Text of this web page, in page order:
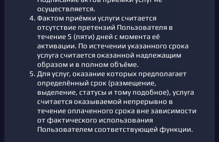
осуществляется.
Фактом приёмки услуги считается
отсутствие претензий Пользователя в
течение 5 (пяти) дней с момента её
активации. По истечении указанного срока
услуга считается оказанной надлежащим
образом и в полном объёме.
Для услуг, оказание которых предполагает
определённый срок (размещение,
выделение, статусы и тому подобное), услуга
считается оказываемой непрерывно в
течение оплаченного срока вне зависимости
от фактического использования
Пользователем соответствующей функции.